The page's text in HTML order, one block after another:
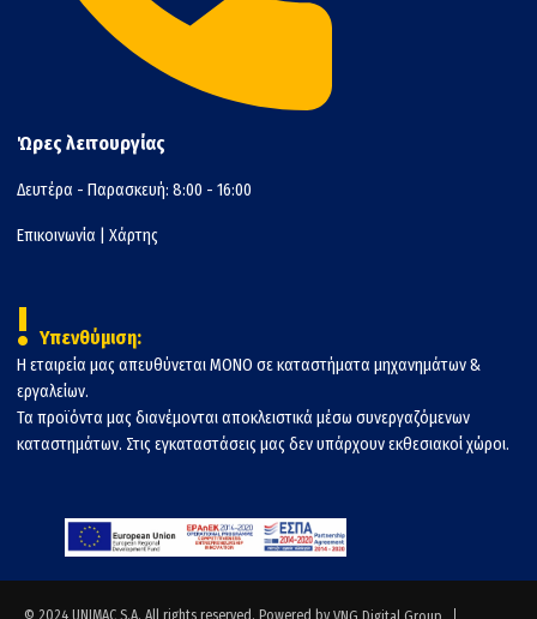
Ώρες λειτουργίας
Δευτέρα - Παρασκευή: 8:00 - 16:00
Επικοινωνία Χάρτης
! Υπενθύμιση:
Η εταιρεία μας απευθύνεται ΜΟΝΟ σε καταστήματα μηχανημάτων &
εργαλείων.
Τα προϊόντα μας διανέμονται αποκλειστικά μέσω συνεργαζόμενων
καταστημάτων. Στις εγκαταστάσεις μας δεν υπάρχουν εκθεσιακοί χώροι.